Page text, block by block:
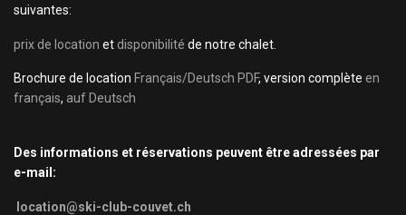
suivantes:
prix de location et disponibilité de notre chalet.
Brochure de location Français/Deutsch PDF, version complète en
français, auf Deutsch
Des informations et réservations peuvent être adressées par
e-mail:
location@ski-club-couvet.ch